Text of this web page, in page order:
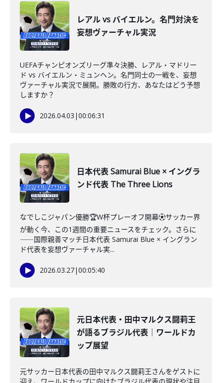
レアル vs バイエルン。名門対決を
妄想ヴァーチャル実況
UEFAチャンピオンズリーグ準々決勝、レアル・マドリー
ド vs バイエルン・ミュンヘン。名門同士の一戦を、妄想
ヴァーチャル実況で展開。勝敗の行方、あなたはどう予想
しますか？
2026.04.03 |00:06:31
日本代表 Samurai Blue × イングラ
ンド代表 The Three Lions
なでしこジャパン優勝🏆W杯プレーオフ開幕⚽️サッカー界
が動く今、この1週間の重要ニュースをチェック。さらに
――国際親善マッチ日本代表 Samurai Blue × イングラン
ド代表を妄想ヴァーチャル実...
2026.03.27|00:05:40
元日本代表・田中マルクス闘莉王
が語るブラジル代表｜ワールドカ
ップ展望
元サッカー日本代表の田中マルクス闘莉王さんをゲストに